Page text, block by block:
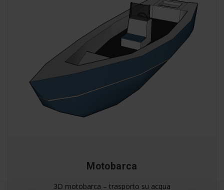
Motobarca
3D motobarca – trasporto su acqua